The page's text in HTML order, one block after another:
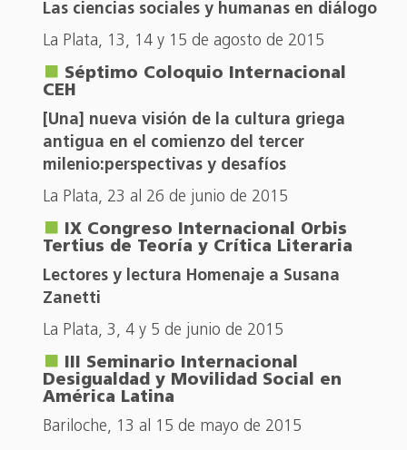
Las ciencias sociales y humanas en diálogo
La Plata, 13, 14 y 15 de agosto de 2015
Séptimo Coloquio Internacional
CEH
[Una] nueva visión de la cultura griega
antigua en el comienzo del tercer
milenio:perspectivas y desafíos
La Plata, 23 al 26 de junio de 2015
IX Congreso Internacional Orbis
Tertius de Teoría y Crítica Literaria
Lectores y lectura Homenaje a Susana
Zanetti
La Plata, 3, 4 y 5 de junio de 2015
III Seminario Internacional
Desigualdad y Movilidad Social en
América Latina
Bariloche, 13 al 15 de mayo de 2015